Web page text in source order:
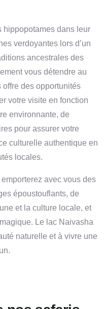
hippopotames dans leur
verdoyantes lors d’un
ancestrales des
vous détendre au
des opportunités
votre visite en fonction
environnante, de
pour assurer votre
culturelle authentique en
locales.
avec vous des
époustouflants, de
et la culture locale, et
Le lac Naivasha
naturelle et à vivre une